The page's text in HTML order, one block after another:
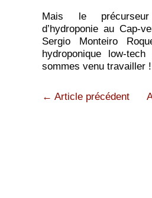
Mais le
d’hydroponie au Cap-
Sergio Monteiro
hydroponique low-
sommes venu travailler !
← Article précédent